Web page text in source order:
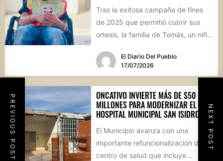
PREVIOUS POST NEXT POST
Tras la exitosa campaña de fines
de 2025 que permitió cubrir sus
ortesis, la familia de Tomás, un niño
El Diario Del Pueblo
17/07/2026
ONCATIVO INVIERTE MÁS DE $50
MILLONES PARA MODERNIZAR EL
HOSPITAL MUNICIPAL SAN ISIDRO
El Municipio avanza con una
importante refuncionalización del
centro de salud que incluye